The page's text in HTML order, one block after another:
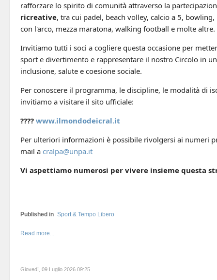
rafforzare lo spirito di comunità attraverso la
ricreative, tra cui padel, beach volley, calcio a 5,
con l'arco, mezza maratona, walking football e molte altre.
Invitiamo tutti i soci a cogliere questa occasione per
sport e divertimento e rappresentare il nostro Circolo in
inclusione, salute e coesione sociale.
Per conoscere il programma, le discipline, le modalità di
invitiamo a visitare il sito ufficiale:
???? www.ilmondodeicral.it
Per ulteriori informazioni è possibile rivolgersi ai numeri
mail a cralpa@unpa.it
Vi aspettiamo numerosi per vivere insieme questa
Published in Sport & Tempo Libero
Read more...
Giovedì, 09 Luglio 2026 09:25